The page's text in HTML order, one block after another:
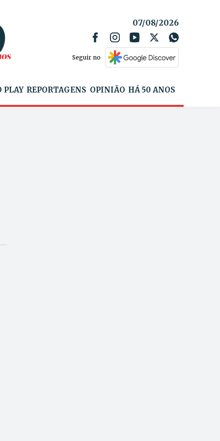
07/08/2026
Seguir no
PLAY REPORTAGENS OPINIÃO HÁ 50 ANOS